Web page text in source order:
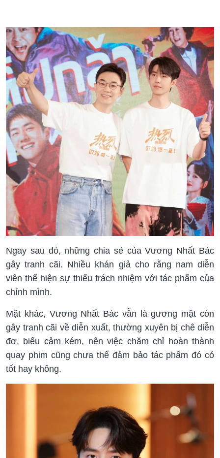
Ngay sau đó, những chia sẻ của Vương Nhất Bác
gây tranh cãi. Nhiều khán giả cho rằng nam diễn
viên thể hiện sự thiếu trách nhiệm với tác phẩm của
chính mình.
Mặt khác, Vương Nhất Bác vẫn là gương mặt còn
gây tranh cãi về diễn xuất, thường xuyên bị chê diễn
đơ, biểu cảm kém, nên việc chăm chỉ hoàn thành
quay phim cũng chưa thể đảm bảo tác phẩm đó có
tốt hay không.